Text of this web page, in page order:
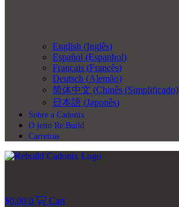
English (Inglês)
Español (Espanhol)
Français (Francês)
Deutsch (Alemão)
简体中文 (Chinês (Simplificado)
日本語 (Japonês)
Sobre a Cadonix
O jeito Re:Build
Carreiras
$0.00 0 Cart